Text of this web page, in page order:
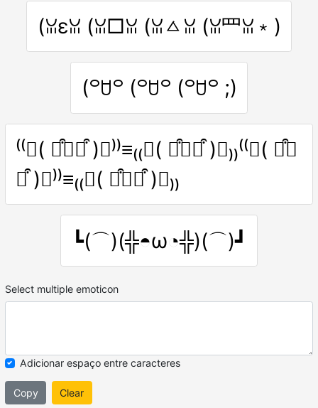
(ꈍεꈍ (ꈍ□ꈍ (ꈍㅿꈍ (ꈍ罒ꈍ﹡)
(꒪ꇴ꒪ (꒪ꇴ꒪ (꒪ꇴ꒪ ;)
⁽⁽◝( ꒪͒∀꒪͒ )◜⁾⁾≡₍₍◞( ꒪͒∀꒪͒ )◟₎₎⁽⁽◝( ꒪͒∀
꒪͒ )◜⁾⁾≡₍₍◞( ꒪͒∀꒪͒ )◟₎₎
┗(⌒)(╬◓ω◔╬)(⌒)┛
Select multiple emoticon
Adicionar espaço entre caracteres
Copy Clear